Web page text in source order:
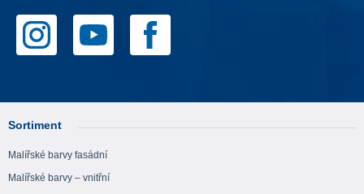
Sortiment
Malířské barvy fasádní
Malířské barvy – vnitřní